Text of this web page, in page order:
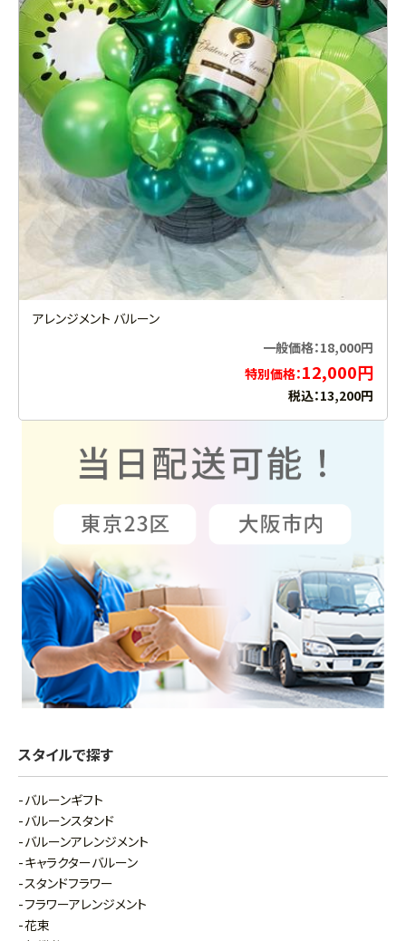
アレンジメント バルーン
一般価格：18,000円
特別価格：12,000円
税込：13,200円
スタイルで探す
バルーンギフト
バルーンスタンド
バルーンアレンジメント
キャラクターバルーン
スタンドフラワー
フラワーアレンジメント
花束